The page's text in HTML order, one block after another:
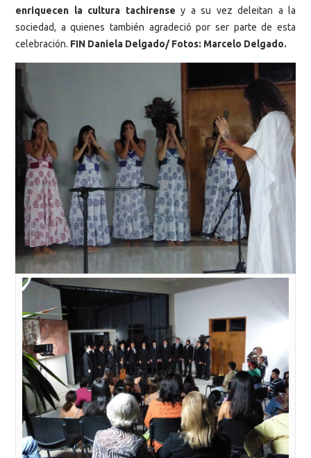
enriquecen la cultura tachirense y a su vez deleitan a la
sociedad, a quienes también agradeció por ser parte de esta
celebración. FIN Daniela Delgado/ Fotos: Marcelo Delgado.